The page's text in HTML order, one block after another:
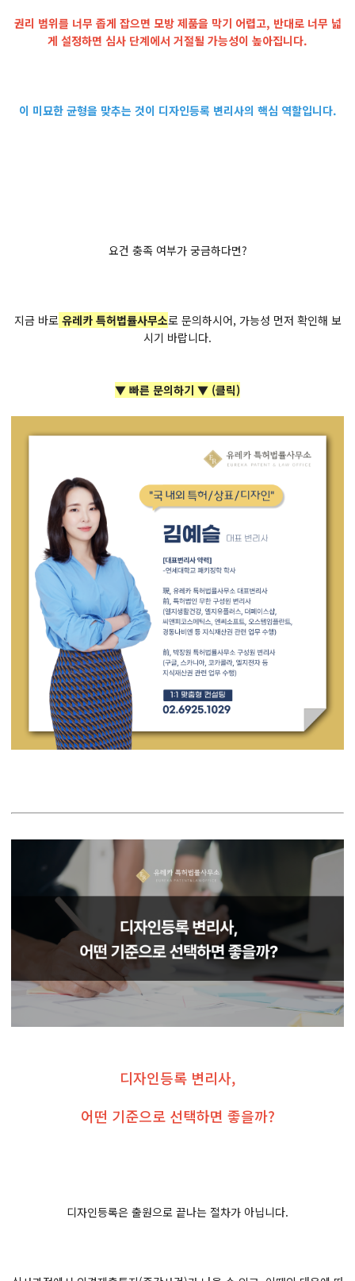
권리 범위를 너무 좁게 잡으면 모방 제품을 막기 어렵고, 반대로 너무 넓
게 설정하면 심사 단계에서 거절될 가능성이 높아집니다.
이 미묘한 균형을 맞추는 것이 디자인등록 변리사의 핵심 역할입니다.
요건 충족 여부가 궁금하다면?
지금 바로유레카 특허법률사무소로 문의하시어, 가능성 먼저 확인해 보
시기 바랍니다.
▼ 빠른 문의하기 ▼ (클릭)
디자인등록 변리사,
어떤 기준으로 선택하면 좋을까?
디자인등록은 출원으로 끝나는 절차가 아닙니다.